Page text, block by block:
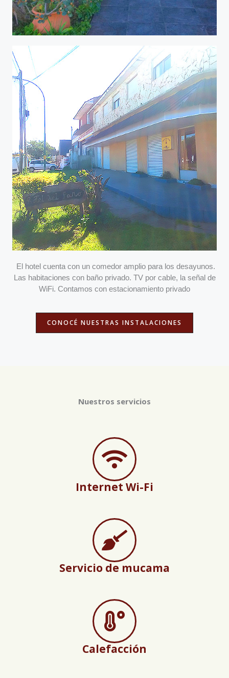
El hotel cuenta con un comedor amplio para los desayunos.
Las habitaciones con baño privado. TV por cable, la señal de
WiFi. Contamos con estacionamiento privado
CONOCÉ NUESTRAS INSTALACIONES
Nuestros servicios
Internet Wi-Fi
Servicio de mucama
Calefacción